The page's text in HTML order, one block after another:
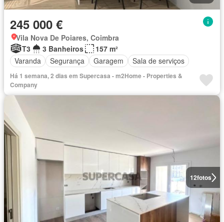
245 000 €
Vila Nova De Poiares, Coimbra
T3
3 Banheiros
157 m²
Varanda
Segurança Garagem Sala de serviços
Há 1 semana, 2 dias em Supercasa - m2Home - Properties &
Company
12fotos